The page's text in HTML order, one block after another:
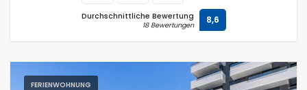
Durchschnittliche Bewertung
18 Bewertungen 8,6
FERIENWOHNUNG